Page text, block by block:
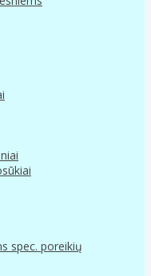
spec. poreikių